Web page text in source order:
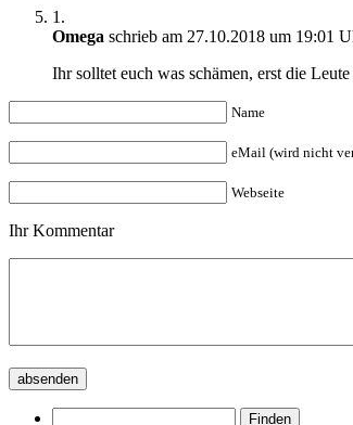
1.
Omega schrieb am 27.10.2018 um 19:01
Ihr solltet euch was schämen, erst die
Name
eMail (wird nicht
Webseite
Ihr Kommentar